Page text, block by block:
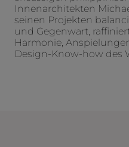
Innenarchitekten
seinen Projekten
und Gegenwart,
Harmonie,
Design-Know-how des